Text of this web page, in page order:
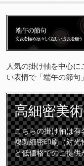
人気の掛け軸を中心
い表情で「端午の節句
高細密美
こちらの掛け軸は
複製細密印刷（対
と低価格でのご提供